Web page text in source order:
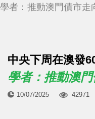
學者：推動澳門債市走
中央下周在澳發
學者：推動澳
10/07/2025 42971